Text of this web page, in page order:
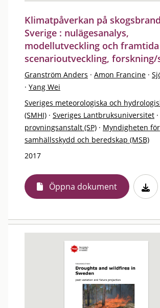
Klimatpåverkan på
Sverige : nulägesanalys,
modellutveckling och framtida
scenarioutveckling,
Granström Anders · Amon Francine ·
· Yang Wei
Sveriges meteorologiska och
(SMHI) · Sveriges Lantbruksuniversitet ·
provningsanstalt (SP) · Myndigheten för
samhällsskydd och beredskap (MSB)
2017
Öppna dokument